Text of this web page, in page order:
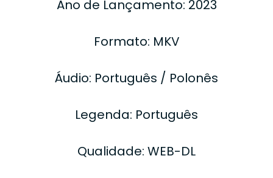
Ano de Lançamento: 2023
Formato: MKV
Áudio: Português / Polonês
Legenda: Português
Qualidade: WEB-DL